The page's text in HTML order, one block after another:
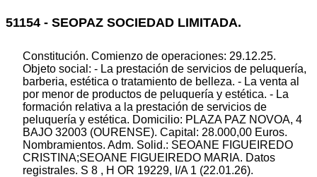
51154 - SEOPAZ SOCIEDAD LIMITADA.
Constitución. Comienzo de operaciones: 29.12.25.
Objeto social: - La prestación de servicios de peluquería,
barberia, estética o tratamiento de belleza. - La venta al
por menor de productos de peluquería y estética. - La
formación relativa a la prestación de servicios de
peluquería y estética. Domicilio: PLAZA PAZ NOVOA, 4
BAJO 32003 (OURENSE). Capital: 28.000,00 Euros.
Nombramientos. Adm. Solid.: SEOANE FIGUEIREDO
CRISTINA;SEOANE FIGUEIREDO MARIA. Datos
registrales. S 8 , H OR 19229, I/A 1 (22.01.26).